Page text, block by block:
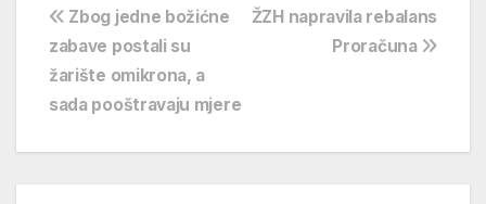
Navigacija
objava
ŽZH napravila rebalans
Proračuna
Zbog jedne božićne
zabave postali su
žarište omikrona, a
sada pooštravaju mjere